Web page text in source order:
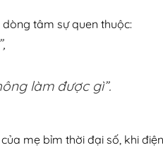
tâm sự quen thuộc:
làm được gì”.
mẹ bỉm thời đại số, khi